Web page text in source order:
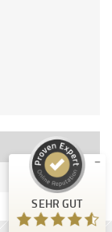
SEHR GUT
ProvenExpert.com
710
Bewertungen auf
ProvenExpert.com